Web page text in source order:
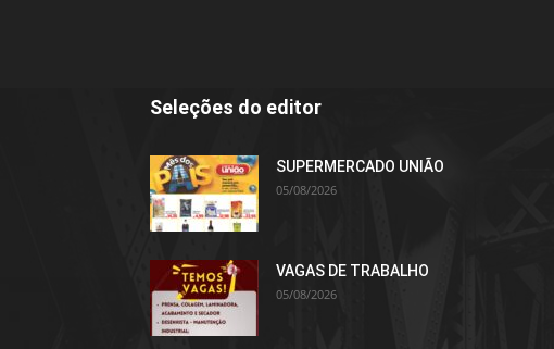
Seleções do editor
SUPERMERCADO UNIÃO
05/08/2026
VAGAS DE TRABALHO
05/08/2026